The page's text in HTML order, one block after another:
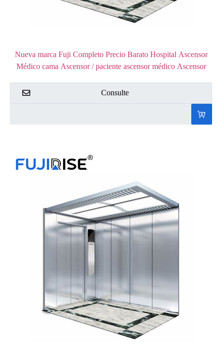
Nueva marca Fuji Completo Precio Barato Hospital Ascensor
Médico cama Ascensor / paciente ascensor médico Ascensor
Consulte